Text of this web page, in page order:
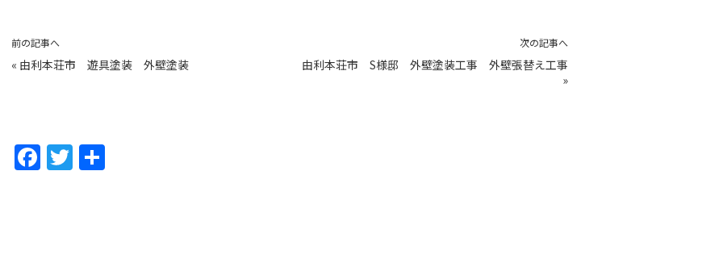
前の記事へ
« 由利本荘市 遊具塗装 外壁塗装
次の記事へ
由利本荘市 S様邸 外壁塗装工事 外壁張替え工事
»
F T